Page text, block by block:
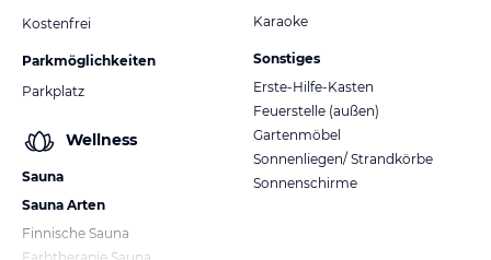
Kostenfrei
Parkmöglichkeiten
Parkplatz
Wellness
Sauna
Sauna Arten
Finnische Sauna
Karaoke
Sonstiges
Erste-Hilfe-Kasten
Feuerstelle (außen)
Gartenmöbel
Sonnenliegen/ Strandkörbe
Sonnenschirme